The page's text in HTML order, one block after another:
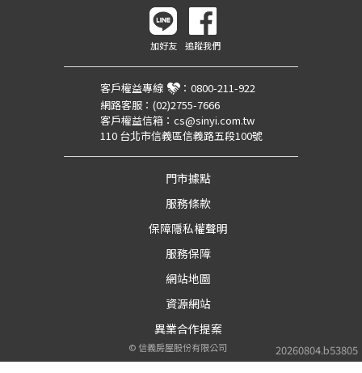
20260804.b53805
加好友 追蹤我們
客戶權益專線 ： 0800-211-922
網路客服： (02)2755-7666
客戶權益信箱： cs@sinyi.com.tw
110 台北市信義區信義路五段100號
門市據點
服務條款
保障隱私權聲明
服務保障
網站地圖
資源網站
異業合作提案
©信義房屋股份有限公司